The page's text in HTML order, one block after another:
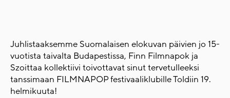
Juhlistaaksemme Suomalaisen elokuvan päivien jo 15-
vuotista taivalta Budapestissa, Finn Filmnapok ja
Szoittaa kollektiivi toivottavat sinut tervetulleeksi
tanssimaan FILMNAPOP festivaaliklubille Toldiin 19.
helmikuuta!